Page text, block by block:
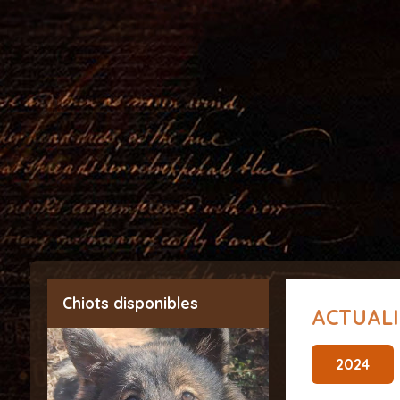
Chiots disponibles
2024